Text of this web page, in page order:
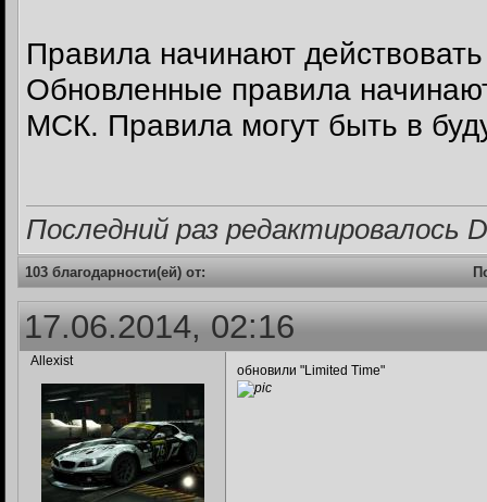
Правила начинают
Обновленные правила
МСК. Правила могут быть в
Последний раз редактировалось
103 благодарности(ей) от:
17.06.2014, 02:16
Allexist
обновили "Limited Time"